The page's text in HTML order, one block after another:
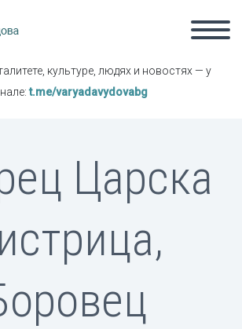
культуре, людях и новостях — у
t.me/varyadavydovabg
Царска